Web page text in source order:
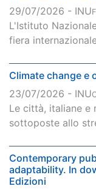
29/07/2026 - INU
L'Istituto
fiera
Climate change e
23/07/2026 - INU
Le città, italiane e
sottoposte allo
Contemporary
adaptability. In
Edizioni